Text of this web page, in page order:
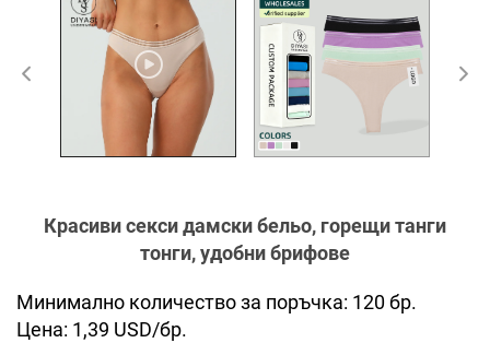
Красиви секси дамски бельо, горещи танги
тонги, удобни брифове
Минимално количество за поръчка: 120 бр.
Цена: 1,39 USD/бр.